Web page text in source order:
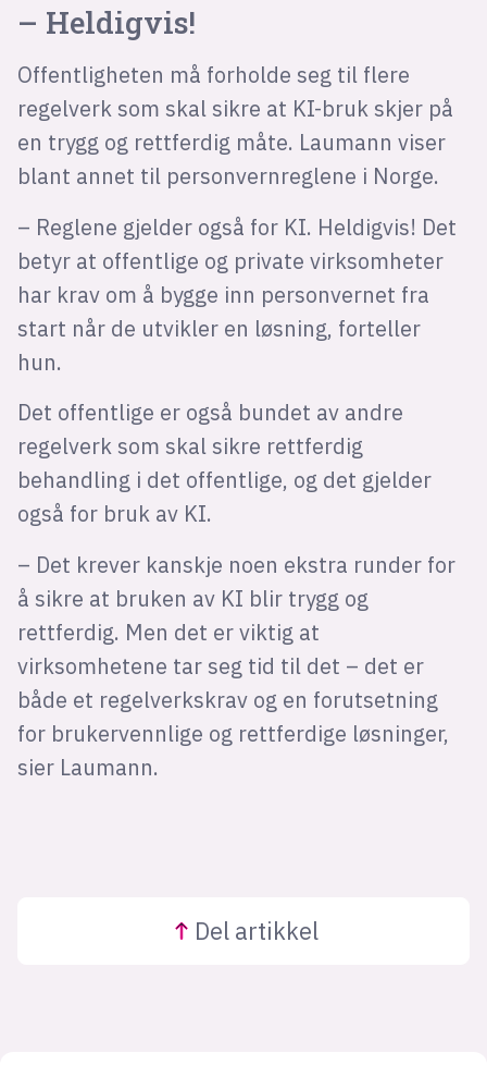
– Heldigvis!
Offentligheten må forholde seg til flere
regelverk som skal sikre at KI-bruk skjer på
en trygg og rettferdig måte. Laumann viser
blant annet til personvernreglene i Norge.
– Reglene gjelder også for KI. Heldigvis! Det
betyr at offentlige og private virksomheter
har krav om å bygge inn personvernet fra
start når de utvikler en løsning, forteller
hun.
Det offentlige er også bundet av andre
regelverk som skal sikre rettferdig
behandling i det offentlige, og det gjelder
også for bruk av KI.
– Det krever kanskje noen ekstra runder for
å sikre at bruken av KI blir trygg og
rettferdig. Men det er viktig at
virksomhetene tar seg tid til det – det er
både et regelverkskrav og en forutsetning
for brukervennlige og rettferdige løsninger,
sier Laumann.
Del artikkel